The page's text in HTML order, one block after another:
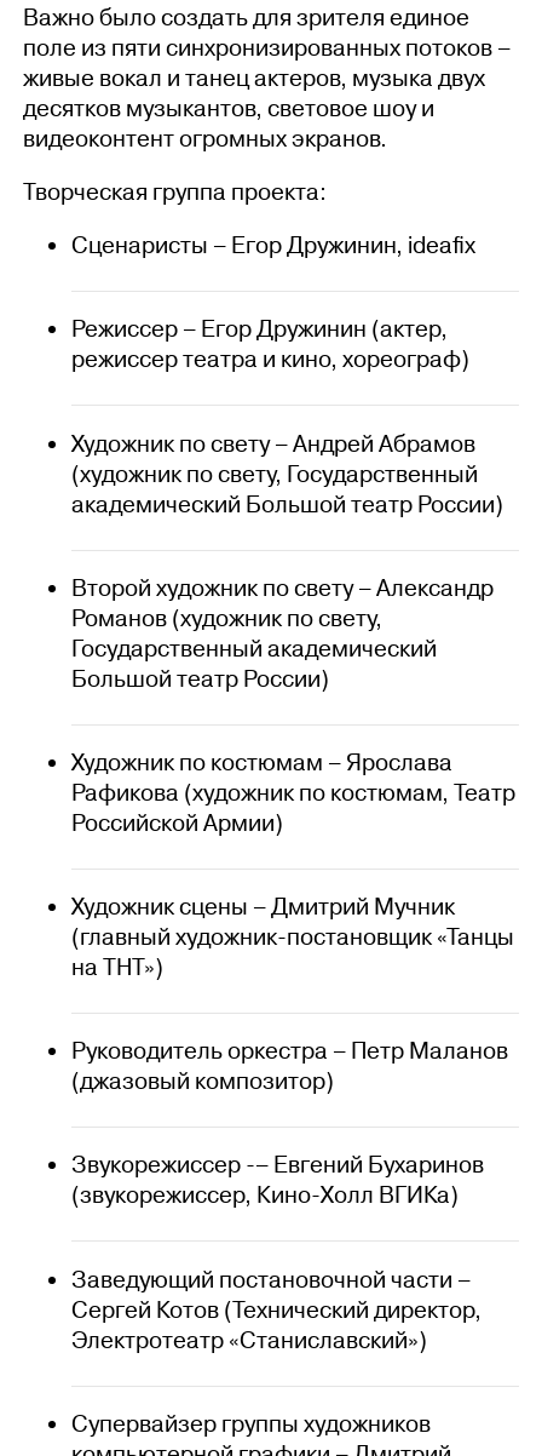
Важно было создать для зрителя единое
поле из пяти синхронизированных потоков –
живые вокал и танец актеров, музыка двух
десятков музыкантов, световое шоу и
видеоконтент огромных экранов.
Творческая группа проекта:
Сценаристы – Егор Дружинин, ideafix
Режиссер – Егор Дружинин (актер,
режиссер театра и кино, хореограф)
Художник по свету – Андрей Абрамов
(художник по свету, Государственный
академический Большой театр России)
Второй художник по свету – Александр
Романов (художник по свету,
Государственный академический
Большой театр России)
Художник по костюмам – Ярослава
Рафикова (художник по костюмам, Театр
Российской Армии)
Художник сцены – Дмитрий Мучник
(главный художник-постановщик «Танцы
на ТНТ»)
Руководитель оркестра – Петр Маланов
(джазовый композитор)
Звукорежиссер -– Евгений Бухаринов
(звукорежиссер, Кино-Холл ВГИКа)
Заведующий постановочной части –
Сергей Котов (Технический директор,
Электротеатр «Станиславский»)
Супервайзер группы художников